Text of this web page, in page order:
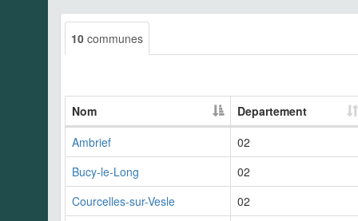
10 communes
Nom
Departement
Ambrief
02
Bucy-le-Long
02
Courcelles-sur-Vesle
02